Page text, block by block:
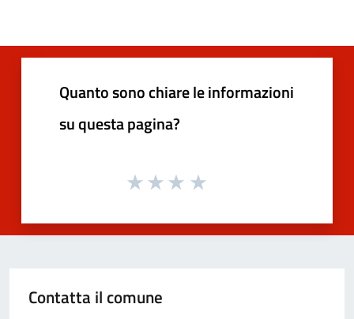
Quanto sono chiare le informazioni
su questa pagina?
Contatta il comune